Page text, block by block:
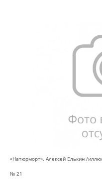
«Натюрморт». Алексей Елькин /
№ 21